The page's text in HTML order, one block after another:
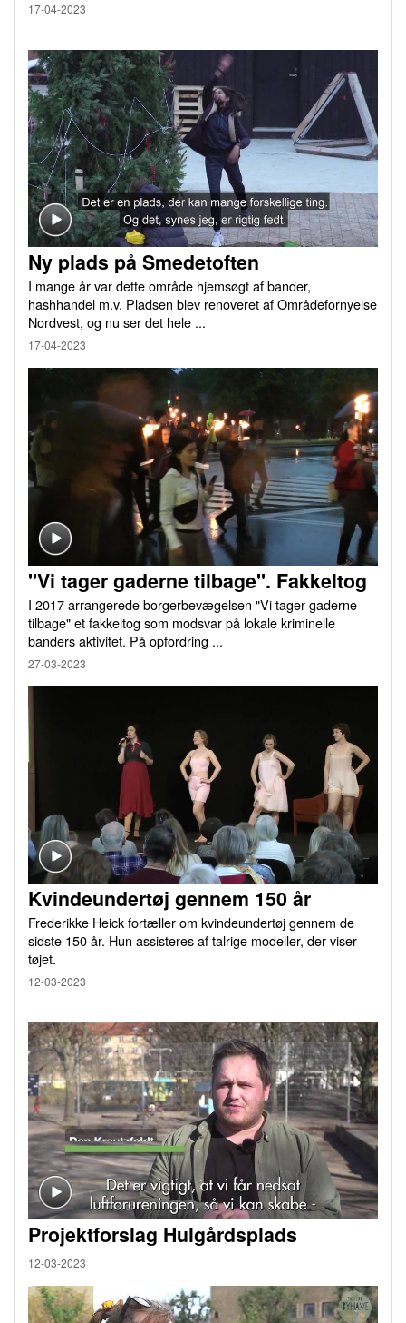
17-04-2023
Ny plads på Smedetoften
I mange år var dette område hjemsøgt af bander,
hashhandel m.v. Pladsen blev renoveret af Områdefornyelse
Nordvest, og nu ser det hele ...
17-04-2023
"Vi tager gaderne tilbage". Fakkeltog
I 2017 arrangerede borgerbevægelsen "Vi tager gaderne
tilbage" et fakkeltog som modsvar på lokale kriminelle
banders aktivitet. På opfordring ...
27-03-2023
Kvindeundertøj gennem 150 år
Frederikke Heick fortæller om kvindeundertøj gennem de
sidste 150 år. Hun assisteres af talrige modeller, der viser
tøjet.
12-03-2023
Projektforslag Hulgårdsplads
12-03-2023